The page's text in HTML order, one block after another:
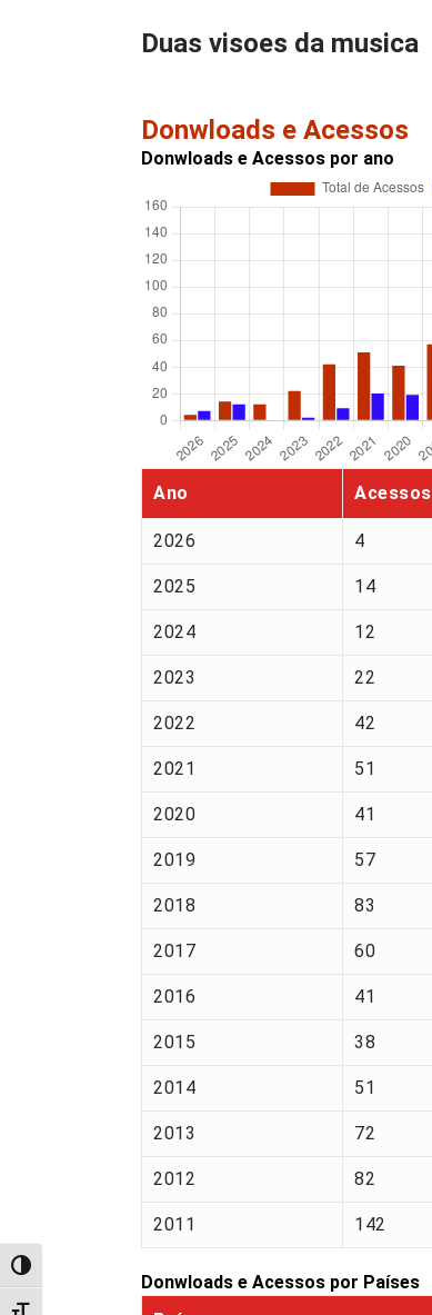
Alternar alto contraste
Duas visoes da musica
Donwloads e Acessos
Donwloads e Acessos por ano
Ano Acessos
2026 4
2025 14
2024 12
2023 22
2022 42
2021 51
2020 41
2019 57
2018 83
2017 60
2016 41
2015 38
2014 51
2013 72
2012 82
2011 142
Donwloads e Acessos por Países